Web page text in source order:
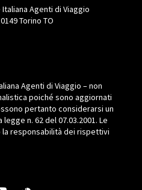
Italiana Agenti di Viaggio
Torino TO
Agenti di Viaggio – non
poiché sono aggiornati
pertanto considerarsi un
n. 62 del 07.03.2001. Le
responsabilità dei rispettivi